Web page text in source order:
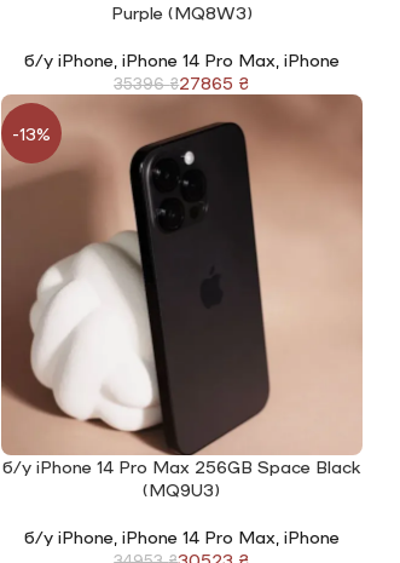
Purple (MQ8W3)
б/у iPhone, iPhone 14 Pro Max iPhone
35396₴27865 ₴
-13%
ЧИТАТИ ДАЛІ
б/у iPhone 14 Pro Max 256GB Space Black
(MQ9U3)
б/у iPhone, iPhone 14 Pro Max iPhone